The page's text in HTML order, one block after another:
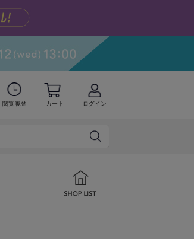
閲覧履歴 カート ログイン